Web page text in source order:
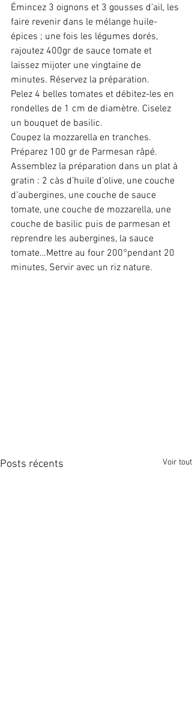
Émincez 3 oignons et 3 gousses d’ail, les
faire revenir dans le mélange huile-
épices ; une fois les légumes dorés,
rajoutez 400gr de sauce tomate et
laissez mijoter une vingtaine de
minutes. Réservez la préparation.
Pelez 4 belles tomates et débitez-les en
rondelles de 1 cm de diamètre. Ciselez
un bouquet de basilic.
Coupez la mozzarella en tranches.
Préparez 100 gr de Parmesan râpé.
Assemblez la préparation dans un plat à
gratin : 2 càs d’huile d’olive, une couche
d’aubergines, une couche de sauce
tomate, une couche de mozzarella, une
couche de basilic puis de parmesan et
reprendre les aubergines, la sauce
tomate…Mettre au four 200°pendant 20
minutes, Servir avec un riz nature.
Posts récents Voir tout